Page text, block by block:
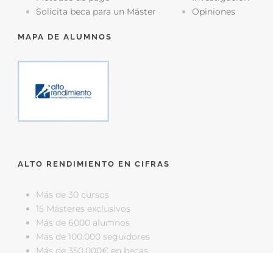
Solicita beca para un Máster
Opiniones
MAPA DE ALUMNOS
ALTO RENDIMIENTO EN CIFRAS
Más de 30 cursos
15 Másteres exclusivos
Más de 6000 alumnos
Más de 100.000 seguidores
Más de 350.000€ en becas